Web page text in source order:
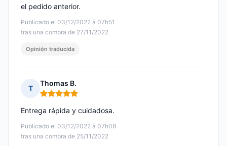
Publicado el 03/12/2022 à 07h51
tras una compra de 27/11/2022
el pedido anterior.
Opinión traducida
T
Thomas B.
Nota: 5 de 5
Publicado el 03/12/2022 à 07h08
tras una compra de 25/11/2022
Entrega rápida y cuidadosa.